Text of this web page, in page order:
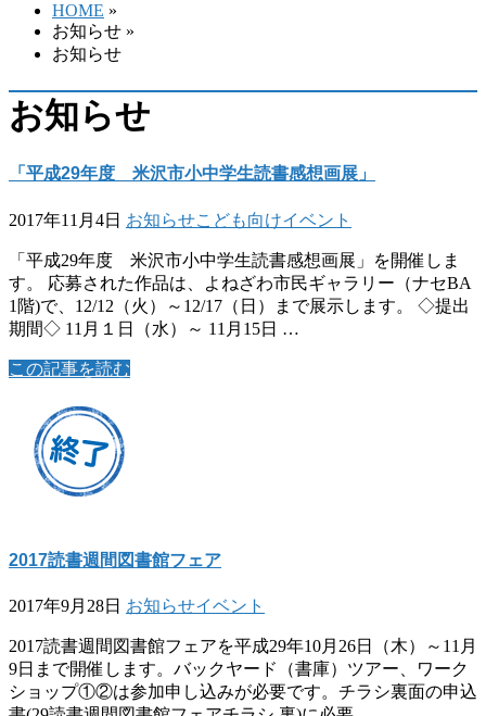
HOME »
お知らせ »
お知らせ
お知らせ
「平成29年度 米沢市小中学生読書感想画展」
2017年11月4日 お知らせこども向けイベント
「平成29年度 米沢市小中学生読書感想画展」を開催しま
す。 応募された作品は、よねざわ市民ギャラリー（ナセBA
1階)で、12/12（火）～12/17（日）まで展示します。 ◇提出
期間◇ 11月１日（水）～ 11月15日 …
この記事を読む
2017読書週間図書館フェア
2017年9月28日 お知らせイベント
2017読書週間図書館フェアを平成29年10月26日（木）～11月
9日まで開催します。バックヤード（書庫）ツアー、ワーク
ショップ①②は参加申し込みが必要です。チラシ裏面の申込